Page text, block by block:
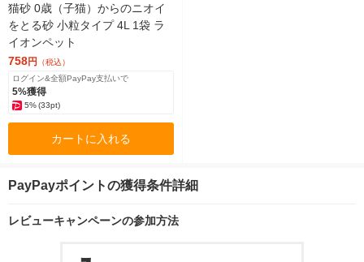
猫砂 0歳（子猫）からのニオイ
をとる砂 小粒タイプ 4L 1袋 ラ
イオンペット
758円 （税込）
ログイン&全額PayPay支払いで
5%獲得
5%(33pt)
カートに入れる
PayPayポイントの獲得条件詳細
レビューキャンペーンの参加方法